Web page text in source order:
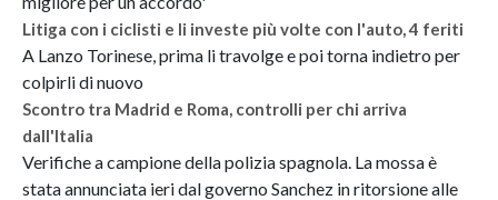
Litiga con i ciclisti e li investe più volte con l'auto, 4 feriti
A Lanzo Torinese, prima li travolge e poi torna indietro per
colpirli di nuovo
Scontro tra Madrid e Roma, controlli per chi arriva
dall'Italia
Verifiche a campione della polizia spagnola. La mossa è
stata annunciata ieri dal governo Sanchez in ritorsione alle